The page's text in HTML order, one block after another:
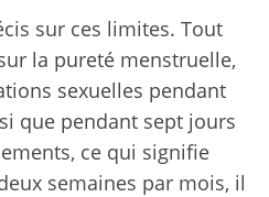
sur ces limites. Tout
la pureté menstruelle,
sexuelles pendant
que pendant sept jours
ce qui signifie
semaines par mois, il